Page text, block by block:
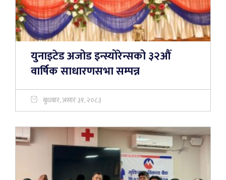
युनाइटेड अजोड इन्स्योरेन्सको ३२औँ
वार्षिक साधारणसभा सम्पन्न
बुधबार, असार ३१, २०८३